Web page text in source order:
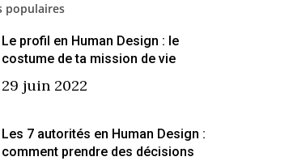
populaires
Le profil en Human Design : le
costume de ta mission de vie
29 juin 2022
Les 7 autorités en Human Design :
comment prendre des décisions